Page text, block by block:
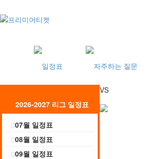
2026-2027 리그 일정표
07월 일정표
08월 일정표
09월 일정표
VS